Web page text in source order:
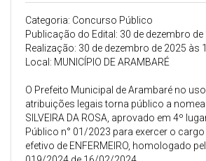
Categoria: Concurso Público
Publicação do Edital: 30 de dezembro de
Realização: 30 de dezembro de 2025 às
Local: MUNICÍPIO DE ARAMBARÉ
O Prefeito Municipal de Arambaré no
atribuições legais torna público a
SILVEIRA DA ROSA, aprovado em 4º
Público n° 01/2023 para exercer o
efetivo de ENFERMEIRO, homologado